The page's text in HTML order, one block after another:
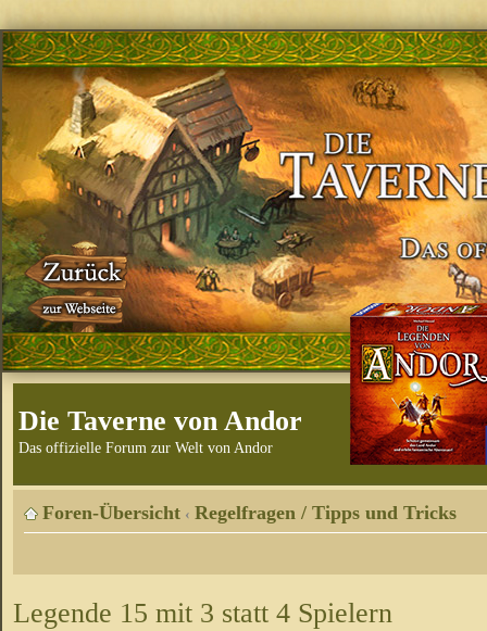
Die Taverne von Andor
Das offizielle Forum zur Welt von Andor
Foren-Übersicht ‹ Regelfragen / Tipps und Tricks
Legende 15 mit 3 statt 4 Spielern